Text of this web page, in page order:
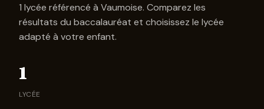
1 lycée référencé à Vaumoise. Comparez les
résultats du baccalauréat et choisissez le lycée
adapté à votre enfant.
1
LYCÉE